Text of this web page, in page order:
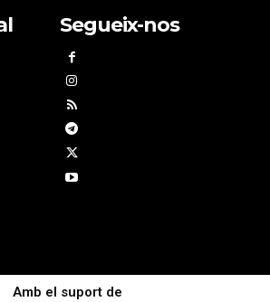
Segueix-nos
Amb el suport de